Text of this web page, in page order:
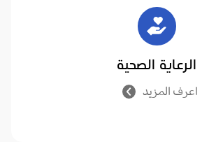
الرعاية الصحية
اعرف المزيد